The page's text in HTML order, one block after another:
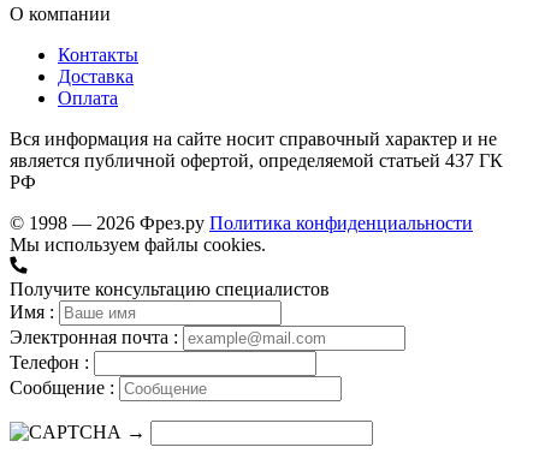
О компании
Контакты
Доставка
Оплата
Вся информация на сайте носит справочный характер и не
является публичной офертой, определяемой статьей 437 ГК
РФ
© 1998 — 2026 Фрез.ру Политика конфиденциальности
Мы используем файлы cookies.
Получите консультацию специалистов
Имя :
Электронная почта :
Телефон :
Сообщение :
→